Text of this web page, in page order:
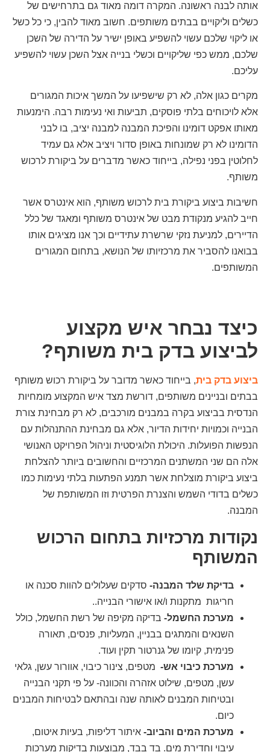
אותה לבנה ראשונה. המקרה דומה מאוד גם בתרחישים של
כשלים וליקויים בבתים משותפים. חשוב מאוד להבין, כי כל כשל
או ליקוי שלכם עשוי להשפיע באופן ישיר על הדירה של השכן
שלכם, ממש כפי שליקויים וכשלי בנייה אצל השכן עשוי להשפיע
עליכם.
מקרים כגון אלה, לא רק שישפיעו על המשך איכות המגורים
אלא לויכוחים בלתי פוסקים, תביעות ואי נעימות רבה. הימנעות
מאותו אפקט דומינו והפיכת המבנה למבנה יציב, בו לבני
הדומינו לא רק שמונחות באופן סדור ויציב אלא גם עמיד
לחלוטין בפני נפילה, בייחוד כאשר מדברים על ביקורת לרכוש
משותף.
חשיבות ביצוע ביקורת בית לרכוש משותף, הוא אינטרס אשר
חייב להגיע מנקודת מבט של אינטרס משותף ומאגד של כלל
הדיירים, למניעת נזקי שרשרת עתידיים וכך אנו מציגים אותו
בבואנו להסביר את מרכזיותו של הנושא, בתחום המגורים
המשותפים.
כיצד נבחר איש מקצוע
לביצוע בדק בית משותף?
ביצוע בדק בית, בייחוד כאשר מדובר על ביקורת רכוש משותף
בבתים ובניינים משותפים, דורשת מצד איש המקצוע מומחיות
הנדסית בביצוע בקרה במבנים מורכבים, לא רק מבחינת צורת
הבנייה וכמויות יחידות הדיור, אלא גם מבחינת ההתנהלות עם
הנפשות הפועלות. היכולת הלוגיסטית וניהול הפרויקט האנושי
אלה הם שני המשתנים המרכזיים והחשובים ביותר להצלחת
ביצוע ביקורת מוצלחת אשר תמנע הפתעות בלתי נעימות כמו
כשלים בדודי השמש והצנרת הפרטית וזו המשותפת של
המבנה.
נקודות מרכזיות בתחום הרכוש
המשותף
בדיקת שלד המבנה- סדקים שעלולים להוות סכנה או
חריגות מתקנות ו/או אישורי הבנייה..
מערכת החשמל- בדיקה מקיפה של רשת החשמל, כולל
השנאים והמתגים בבניין, המעליות, פנסים, תאורה
פנימית, קיומו של גנרטור תקין ועוד.
מערכת כיבוי אש- מטפים, צינור כיבוי, אוורור עשן, גלאי
עשן, מטפים, שילוט אזהרה והכוונה- על פי תקני הבנייה
ובטיחות המבנים לאותה שנה ובהתאם לבטיחות המבנים
כיום.
מערכת המים והביוב- איתור דליפות, בעיות איטום,
עיבוי וחדירת מים. בד בבד, מבוצעות בדיקות מערכות